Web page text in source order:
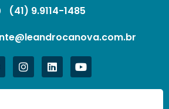
(41) 9.9114-1485